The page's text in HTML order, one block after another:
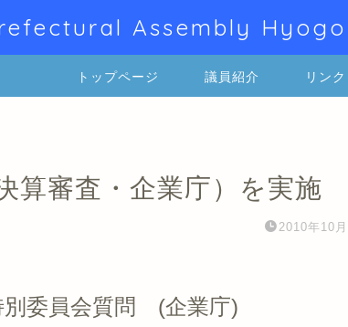
Assembly
トップページ 議員紹介 リンク
算審査・企業庁）を実施
2010年10
委員会質問 (企業庁)